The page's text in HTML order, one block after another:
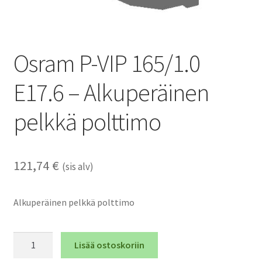
Osram P-VIP 165/1.0
E17.6 – Alkuperäinen
pelkkä polttimo
121,74 € (sis alv)
Alkuperäinen pelkkä polttimo
Lisää ostoskoriin